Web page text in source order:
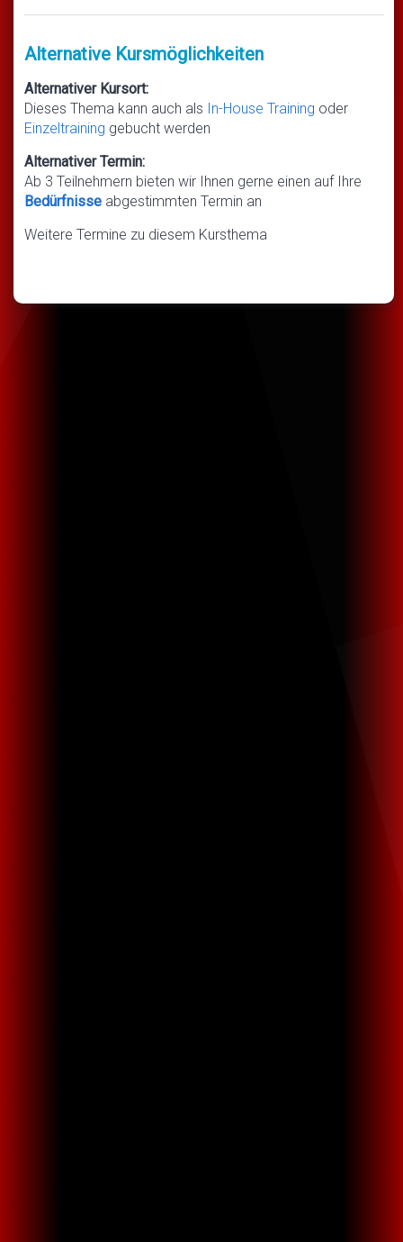
Alternative Kursmöglichkeiten
Alternativer Kursort:
Dieses Thema kann auch als In-House Training oder
Einzeltraining gebucht werden
Alternativer Termin:
Ab 3 Teilnehmern bieten wir Ihnen gerne einen auf Ihre
Bedürfnisse abgestimmten Termin an
Weitere Termine zu diesem Kursthema